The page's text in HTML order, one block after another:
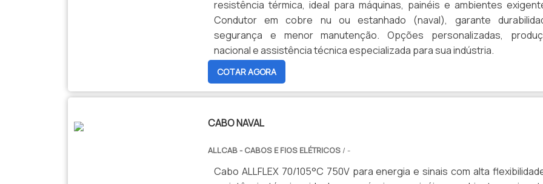
resistência térmica, ideal para máquinas, painéis e ambientes
Condutor em cobre nu ou estanhado (naval), garante
segurança e menor manutenção. Opções personalizadas,
nacional e assistência técnica especializada para sua indústria.
COTAR AGORA
CABO NAVAL
ALLCAB - CABOS E FIOS ELÉTRICOS / -
Cabo ALLFLEX 70/105°C 750V para energia e sinais com alta